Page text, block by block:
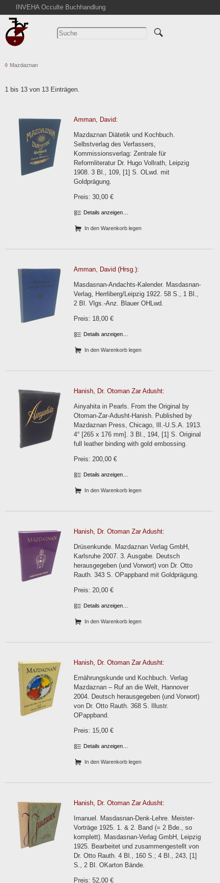
INVEHA Occulte Buchhandlung
Startseite
Detailsuche
Warenkorb
Kontakt
Widerruf
Datenschutz
Mazdaznan
1 bis 13 von 13 Einträgen.
Amman, David:
Mazdaznan Diätetik und Kochbuch.
Selbstverlag des Verfassers,
Kommissionsverlag: Zentrale für
Reformliteratur Dr. Hugo Vollrath, Leipzig
1908. 3 Bl., 109, [1] S. OLwd. mit
Goldprägung.
Preis: 30,00 €
Details anzeigen…
In den Warenkorb legen
Amman, David (Hrsg.):
Masdasnan-Andachts-Kalender. Masdasnan-
Verlag, Herrliberg/Leipzig 1922. 58 S., 1 Bl.,
2 Bl. Vlgs.-Anz. Blauer OHLwd.
Preis: 18,00 €
Details anzeigen…
In den Warenkorb legen
Hanish, Dr. Otoman Zar Adusht:
Ainyahita in Pearls. From the Original by
Otoman-Zar-Adusht-Hanish. Published by
Mazdaznan Press, Chicago, Ill.-U.S.A. 1913.
4° [265 x 176 mm]. 3 Bl., 194, [1] S. Original
full leather binding with gold embossing.
Preis: 200,00 €
Details anzeigen…
In den Warenkorb legen
Hanish, Dr. Otoman Zar Adusht:
Drüsenkunde. Mazdaznan Verlag GmbH,
Karlsruhe 2007. 3. Ausgabe. Deutsch
herausgegeben (und Vorwort) von Dr. Otto
Rauth. 343 S. OPappband mit Goldprägung.
Preis: 20,00 €
Details anzeigen…
In den Warenkorb legen
Hanish, Dr. Otoman Zar Adusht:
Ernährungskunde und Kochbuch. Verlag
Mazdaznan – Ruf an die Welt, Hannover
2004. Deutsch herausgegeben (und Vorwort)
von Dr. Otto Rauth. 368 S. Illustr.
OPappband.
Preis: 15,00 €
Details anzeigen…
In den Warenkorb legen
Hanish, Dr. Otoman Zar Adusht:
Imanuel. Masdasnan-Denk-Lehre. Meister-
Vorträge 1925. 1. & 2. Band (= 2 Bde., so
komplett). Masdasnan-Verlag GmbH, Leipzig
1925. Bearbeitet und zusammengestellt von
Dr. Otto Rauth. 4 Bl., 160 S.; 4 Bl., 243, [1]
S., 2 Bl. OKarton Bände.
Preis: 52,00 €